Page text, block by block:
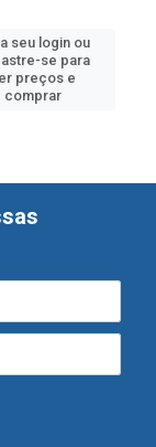
seu login ou
se para
preços e
comprar